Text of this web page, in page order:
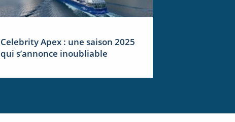
Celebrity Apex : une saison 2025
qui s’annonce inoubliable